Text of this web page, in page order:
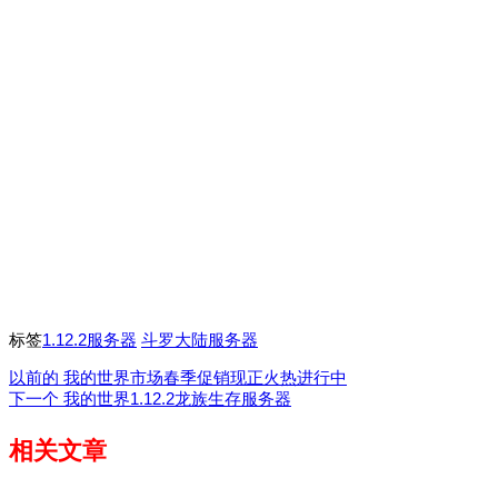
标签1.12.2服务器 斗罗大陆服务器
以前的 我的世界市场春季促销现正火热进行中
下一个 我的世界1.12.2龙族生存服务器
相关文章